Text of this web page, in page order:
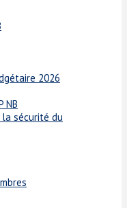
2026
NB
sécurité du